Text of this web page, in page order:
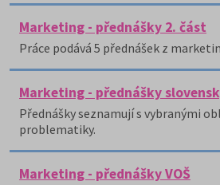
Marketing - přednášky 2. část
Práce podává 5 přednášek z
Marketing - přednášky
Přednášky seznamují s vybranými
problematiky.
Marketing - přednášky VOŠ